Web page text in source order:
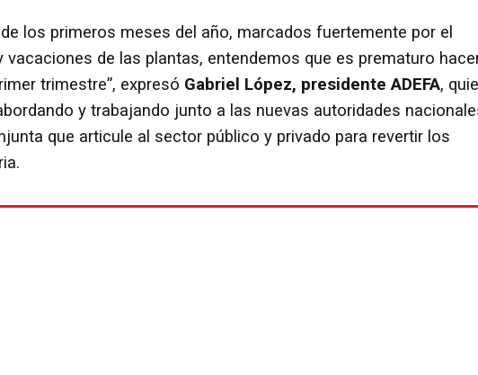
los primeros meses del año, marcados fuertemente por el
de las plantas, entendemos que es prematuro
trimestre”, expresó Gabriel López, presidente ADEFA,
y trabajando junto a las nuevas autoridades
que articule al sector público y privado para revertir los